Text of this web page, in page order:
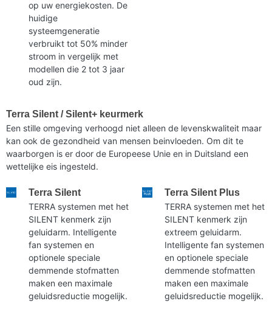
op uw energiekosten. De
huidige
systeemgeneratie
verbruikt tot 50% minder
stroom in vergelijk met
modellen die 2 tot 3 jaar
oud zijn.
Terra Silent / Silent+ keurmerk
Een stille omgeving verhoogd niet alleen de levenskwaliteit maar
kan ook de gezondheid van mensen beinvloeden. Om dit te
waarborgen is er door de Europeese Unie en in Duitsland een
wettelijke eis ingesteld.
Terra Silent
TERRA systemen met het
SILENT kenmerk zijn
geluidarm. Intelligente
fan systemen en
optionele speciale
demmende stofmatten
maken een maximale
geluidsreductie mogelijk.
Terra Silent Plus
TERRA systemen met het
SILENT kenmerk zijn
extreem geluidarm.
Intelligente fan systemen
en optionele speciale
demmende stofmatten
maken een maximale
geluidsreductie mogelijk.